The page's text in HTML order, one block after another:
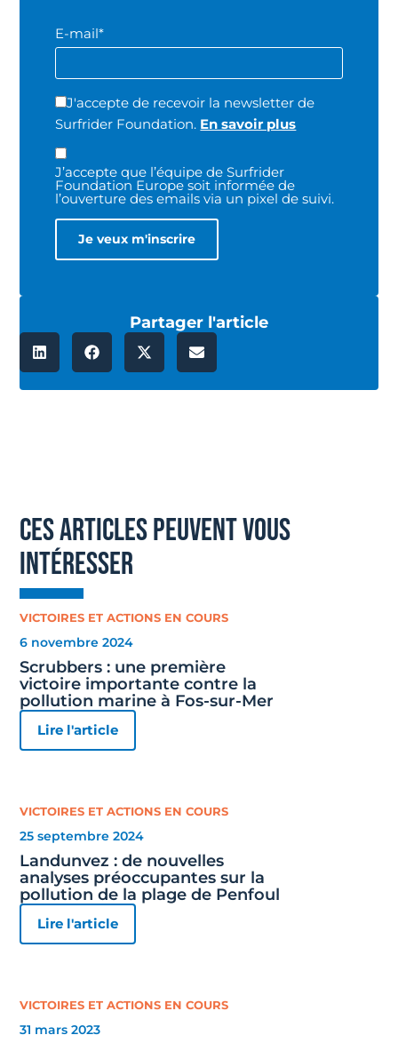
E-mail*
J'accepte de recevoir la newsletter de
Surfrider Foundation. En savoir plus
J’accepte que l’équipe de Surfrider
Foundation Europe soit informée de
l’ouverture des emails via un pixel de suivi.
Partager l'article
ces articles peuvent vous
intéresser
VICTOIRES ET ACTIONS EN COURS
6 novembre 2024
Scrubbers : une première
victoire importante contre la
pollution marine à Fos-sur-Mer
Lire l'article
VICTOIRES ET ACTIONS EN COURS
25 septembre 2024
Landunvez : de nouvelles
analyses préoccupantes sur la
pollution de la plage de Penfoul
Lire l'article
VICTOIRES ET ACTIONS EN COURS
31 mars 2023